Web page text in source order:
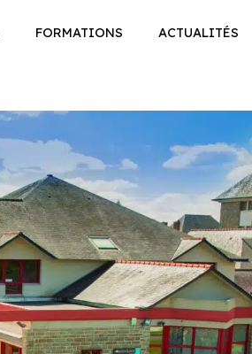
FORMATIONS ACTUALITÉS